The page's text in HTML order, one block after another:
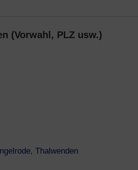
(Vorwahl, PLZ usw.)
, Thalwenden